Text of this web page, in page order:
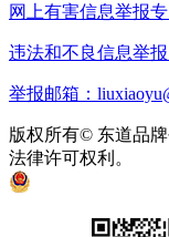
网上有害信息举报
违法和不良信息举
举报邮箱：
版权所有© 东道品
法律许可权利。